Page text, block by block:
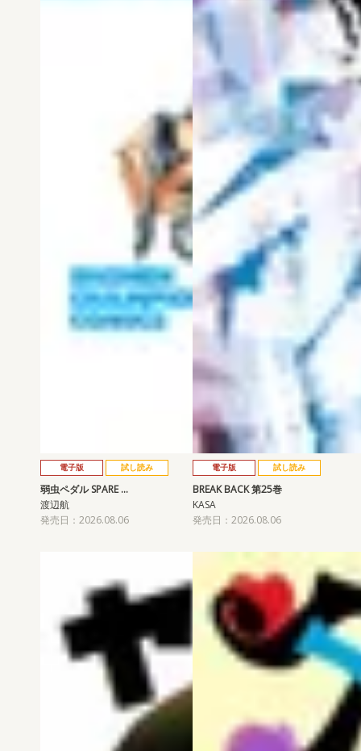
電子版 試し読み
弱虫ペダル SPARE …
渡辺航
発売日：2026.08.06
電子版 試し読み
BREAK BACK 第25巻
KASA
発売日：2026.08.06